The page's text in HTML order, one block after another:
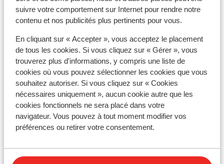
suivre votre comportement sur Internet pour rendre notre
contenu et nos publicités plus pertinents pour vous.
En cliquant sur « Accepter », vous acceptez le placement
de tous les cookies. Si vous cliquez sur « Gérer », vous
trouverez plus d'informations, y compris une liste de
cookies où vous pouvez sélectionner les cookies que vous
souhaitez autoriser. Si vous cliquez sur « Cookies
nécessaires uniquement », aucun cookie autre que les
cookies fonctionnels ne sera placé dans votre
navigateur. Vous pouvez à tout moment modifier vos
préférences ou retirer votre consentement.
Langue :
sont aussi souvent compris.
Monnaie :
L'unité monétaire officielle est l'euro.
Pourboires :
En Grèce, il est habituel de donner un pourboire de 10%
Le voltage est le même qu’en France, 220 volts.